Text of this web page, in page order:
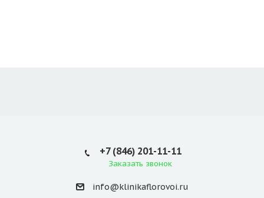
+7 (846) 201-11-11
Заказать звонок
info@klinikaflorovoi.ru